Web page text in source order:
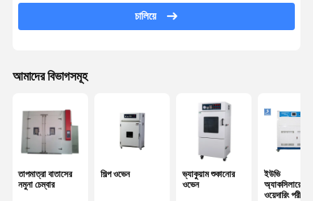
লবণ স্প্রে টেস্ট চেম্বার
প্যাকেজ টেস্টিং যন্ত্রপাতি
কাগজ টেস্টিং যন্ত্রপাতি
চালিয়ে
আমাদের বিভাগসমূহ
তাপমাত্রা বাতাসের
নমুনা চেম্বার
শিল্প ওভেন
ভ্যাকুয়াম শুকানোর
ওভেন
ইউভি
অ্যাকসিলারেটেড
ওয়েদারিং পরীক্ষক